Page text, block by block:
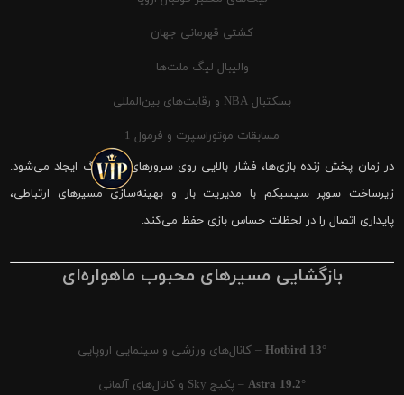
کشتی قهرمانی جهان
والیبال لیگ ملت‌ها
بسکتبال NBA و رقابت‌های بین‌المللی
مسابقات موتوراسپرت و فرمول 1
در زمان پخش زنده بازی‌ها، فشار بالایی روی سرورهای شیرینگ ایجاد می‌شود.
زیرساخت سوپر سیسیکم با مدیریت بار و بهینه‌سازی مسیرهای ارتباطی،
پایداری اتصال را در لحظات حساس بازی حفظ می‌کند.
بازگشایی مسیرهای محبوب ماهواره‌ای
Hotbird 13° – کانال‌های ورزشی و سینمایی اروپایی
Astra 19.2° – پکیج Sky و کانال‌های آلمانی